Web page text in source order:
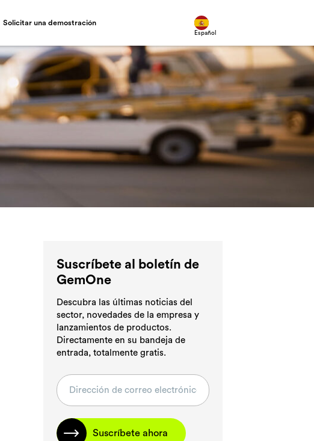
Solicitar una demostración
Español
Suscríbete al boletín de
GemOne
Descubra las últimas noticias del
sector, novedades de la empresa y
lanzamientos de productos.
Directamente en su bandeja de
entrada, totalmente gratis.
Suscríbete ahora